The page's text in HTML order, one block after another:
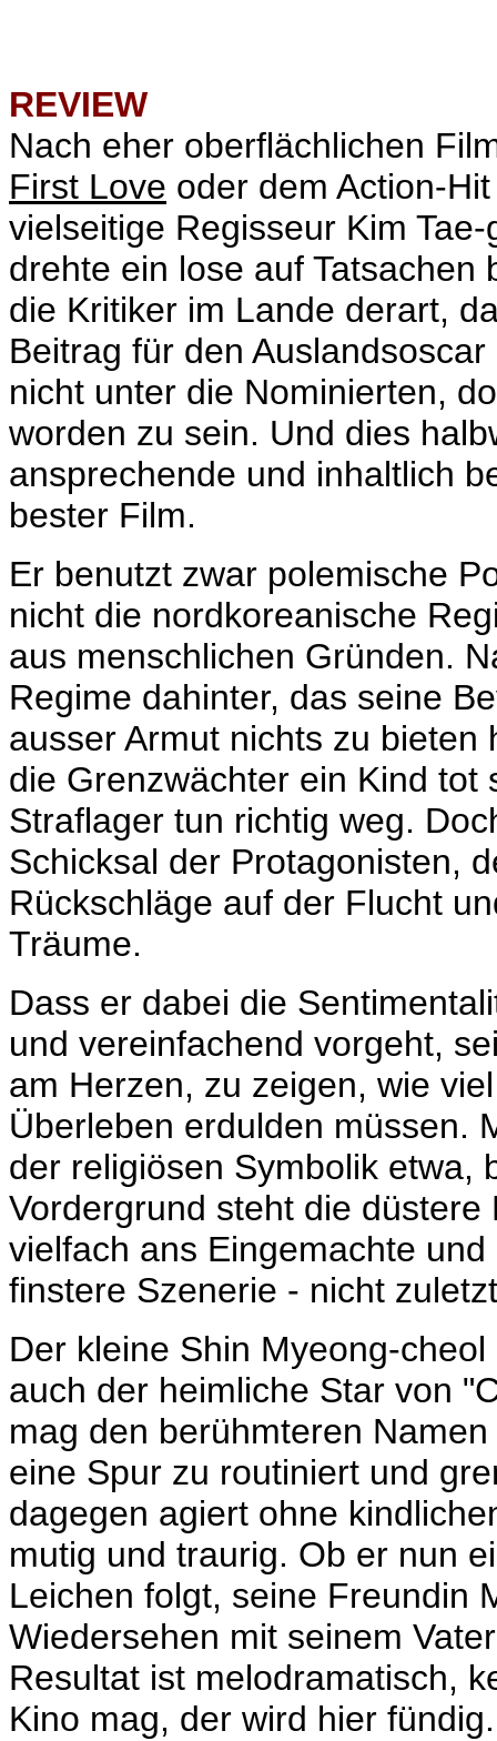
REVIEW
Nach eher oberflächlichen
First Love oder dem Action-
vielseitige Regisseur Kim
drehte ein lose auf
die Kritiker im Lande derart,
Beitrag für den
nicht unter die Nominierten,
worden zu sein. Und dies
ansprechende und inhaltlich
bester Film.
Er benutzt zwar polemische
nicht die nordkoreanische
aus menschlichen Gründen.
Regime dahinter, das seine
ausser Armut nichts zu
die Grenzwächter ein Kind tot
Straflager tun richtig weg.
Schicksal der Protagonisten,
Rückschläge auf der Flucht
Träume.
Dass er dabei die
und vereinfachend vorgeht,
am Herzen, zu zeigen, wie
Überleben erdulden müssen.
der religiösen Symbolik etwa,
Vordergrund steht die
vielfach ans Eingemachte
finstere Szenerie - nicht
Der kleine Shin Myeong-
auch der heimliche Star von
mag den berühmteren
eine Spur zu routiniert und
dagegen agiert ohne
mutig und traurig. Ob er nun
Leichen folgt, seine Freundin
Wiedersehen mit seinem
Resultat ist melodramatisch,
Kino mag, der wird hier